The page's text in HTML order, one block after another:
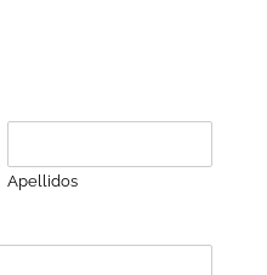
Apellidos